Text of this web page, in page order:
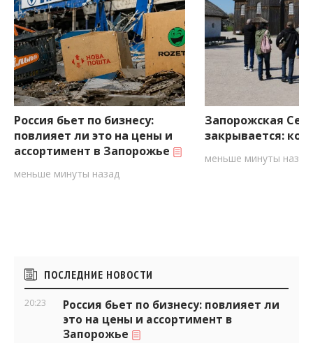
Россия бьет по бизнесу:
повлияет ли это на цены и
ассортимент в Запорожье
меньше минуты назад
Запорожская
закрывается:
меньше минуты назад
Боковые
виджеты
ПОСЛЕДНИЕ НОВОСТИ
20:23
Россия бьет по бизнесу: повлияет ли
это на цены и ассортимент в
Запорожье